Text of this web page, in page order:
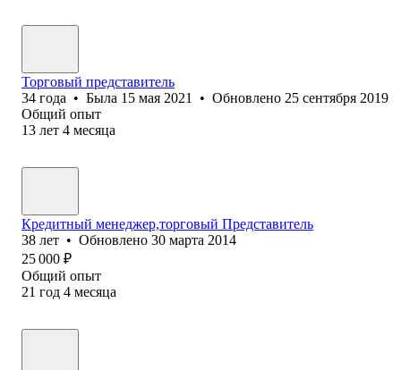
Торговый представитель
34 года • Была 15 мая 2021 • Обновлено 25 сентября 2019
Общий опыт
13 лет 4 месяца
Кредитный менеджер,торговый Представитель
38 лет • Обновлено 30 марта 2014
25 000 ₽
Общий опыт
21 год 4 месяца